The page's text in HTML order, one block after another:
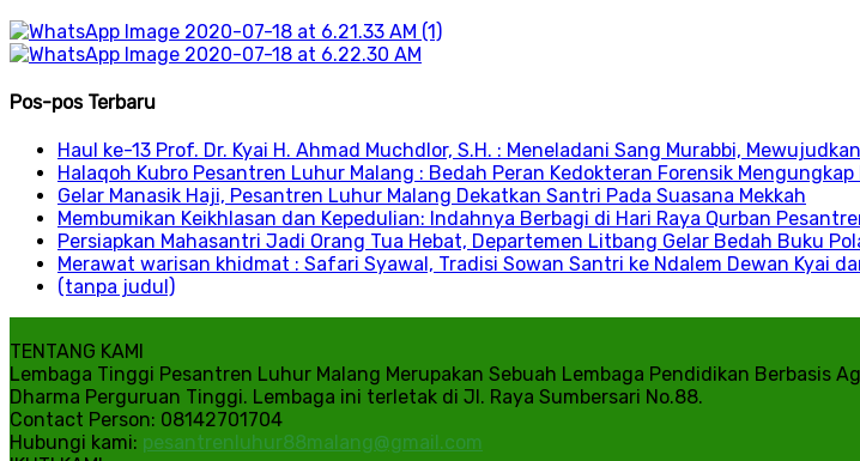
Pos-pos Terbaru
Haul ke-13 Prof. Dr. Kyai H. Ahmad Muchdlor, S.H. : Meneladani Sang Murabbi,
Halaqoh Kubro Pesantren Luhur Malang : Bedah Peran Kedokteran Forensik
Gelar Manasik Haji, Pesantren Luhur Malang Dekatkan Santri Pada Suasana Mekkah
Membumikan Keikhlasan dan Kepedulian: Indahnya Berbagi di Hari Raya Qurban
Persiapkan Mahasantri Jadi Orang Tua Hebat, Departemen Litbang Gelar Bedah Buku
Merawat warisan khidmat : Safari Syawal, Tradisi Sowan Santri ke Ndalem Dewan Kyai
(tanpa judul)
TENTANG KAMI
Lembaga Tinggi Pesantren Luhur Malang Merupakan Sebuah Lembaga Pendidikan Berbasis
Dharma Perguruan Tinggi. Lembaga ini terletak di Jl. Raya Sumbersari No.88.
Contact Person: 08142701704
Hubungi kami: pesantrenluhur88malang@gmail.com